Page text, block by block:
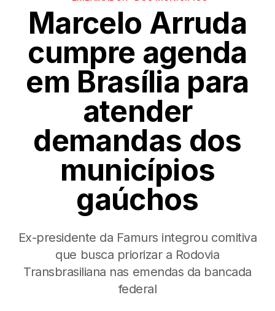
Marcelo Arruda
cumpre agenda
em Brasília para
atender
demandas dos
municípios
gaúchos
Ex-presidente da Famurs integrou comitiva
que busca priorizar a Rodovia
Transbrasiliana nas emendas da bancada
federal